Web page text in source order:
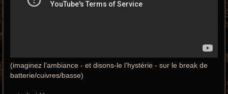
(imaginez l’ambiance - et disons-le l’hystérie - sur le break de
batterie/cuivres/basse)